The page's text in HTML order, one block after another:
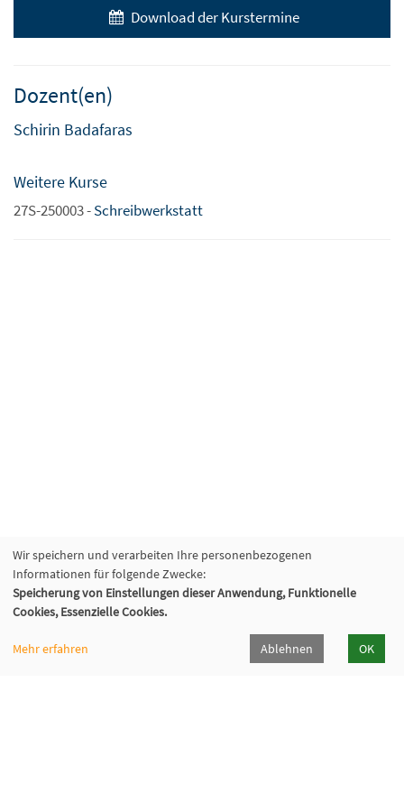
Download der Kurstermine
Dozent(en)
Schirin Badafaras
Weitere Kurse
27S-250003 -Schreibwerkstatt
Wir speichern und verarbeiten Ihre personenbezogenen
Informationen für folgende Zwecke:
Speicherung von Einstellungen dieser Anwendung, Funktionelle
Cookies, Essenzielle Cookies.
Mehr erfahren Ablehnen OK